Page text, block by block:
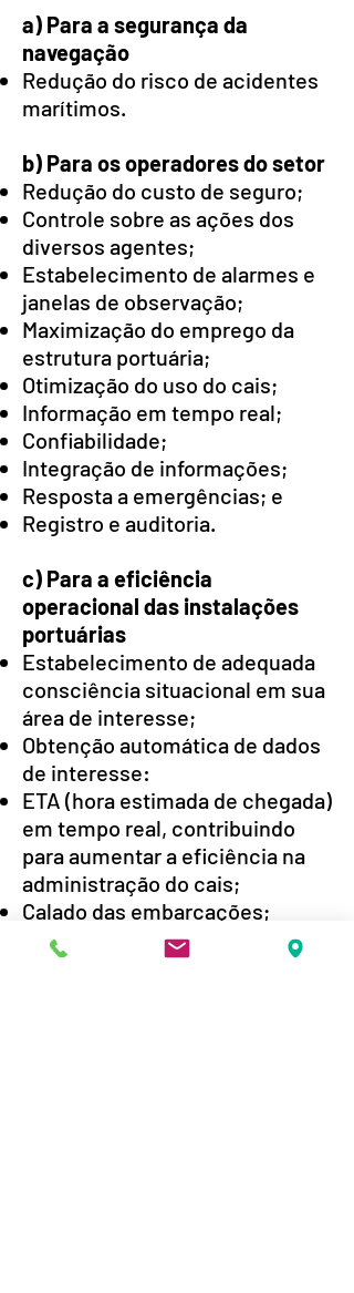
a) Para a segurança da
navegação
Redução do risco de acidentes
marítimos.
b) Para os operadores do setor
Redução do custo de seguro;
Controle sobre as ações dos
diversos agentes;
Estabelecimento de alarmes e
janelas de observação;
Maximização do emprego da
estrutura portuária;
Otimização do uso do cais;
Informação em tempo real;
Confiabilidade;
Integração de informações;
Resposta a emergências; e
Registro e auditoria.
c) Para a eficiência
operacional das instalações
portuárias
Estabelecimento de adequada
consciência situacional em sua
área de interesse;
Obtenção automática de dados
de interesse:
ETA (hora estimada de chegada)
em tempo real, contribuindo
para aumentar a eficiência na
administração do cais;
Calado das embarcações;
Início de manobras de
atracação, desatração, prático a